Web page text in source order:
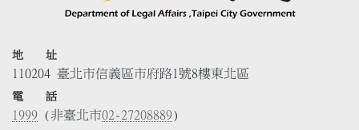
地 址
110204 臺北市信義區市府路1號8樓東北區
電 話
1999 (非臺北市02-27208889)